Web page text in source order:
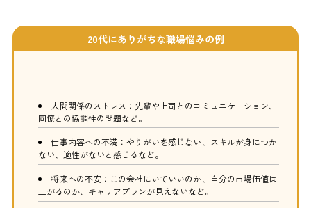
20代にありがちな職場悩みの例
人間関係のストレス：先輩や上司とのコミュニケーション、
同僚との協調性の問題など。
仕事内容への不満：やりがいを感じない、スキルが身につか
ない、適性がないと感じるなど。
将来への不安：この会社にいていいのか、自分の市場価値は
上がるのか、キャリアプランが見えないなど。